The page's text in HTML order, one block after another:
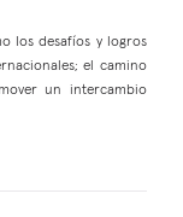
los desafíos y logros
el camino
un intercambio